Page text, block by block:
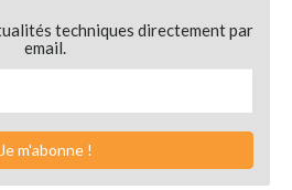
techniques directement par
email.
Je m'abonne !